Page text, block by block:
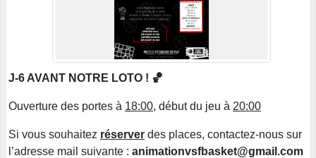
J-6 AVANT NOTRE LOTO ! 🏀
Ouverture des portes à 18:00, début du jeu à 20:00
Si vous souhaitez réserver des places, contactez-nous sur
l’adresse mail suivante : animationvsfbasket@gmail.com